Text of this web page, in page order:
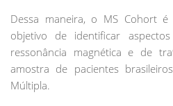
Dessa maneira, o MS Cohort
objetivo de identificar
ressonância magnética e de
amostra de pacientes
Múltipla.